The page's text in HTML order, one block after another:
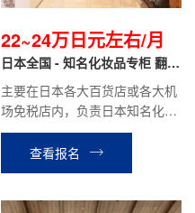
22~24万日元左右/月
日本全国 - 知名化妆品专柜 翻译
导购
主要在日本各大百货店或各大机
场免税店内，负责日本知名化妆
品品牌的销售翻译工作。
查看报名